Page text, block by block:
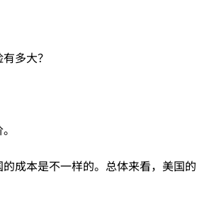
多大？
成本是不一样的。总体来看，美国的